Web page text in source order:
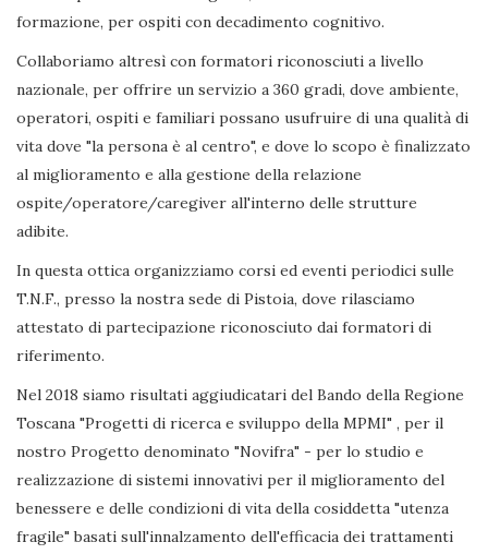
formazione, per ospiti con decadimento cognitivo.
Collaboriamo altresì con formatori riconosciuti a livello
nazionale, per offrire un servizio a 360 gradi, dove ambiente,
operatori, ospiti e familiari possano usufruire di una qualità di
vita dove "la persona è al centro", e dove lo scopo è finalizzato
al miglioramento e alla gestione della relazione
ospite/operatore/caregiver all'interno delle strutture
adibite.
In questa ottica organizziamo corsi ed eventi periodici sulle
T.N.F., presso la nostra sede di Pistoia, dove rilasciamo
attestato di partecipazione riconosciuto dai formatori di
riferimento.
Nel 2018 siamo risultati aggiudicatari del Bando della Regione
Toscana "Progetti di ricerca e sviluppo della MPMI" , per il
nostro Progetto denominato "Novifra" - per lo studio e
realizzazione di sistemi innovativi per il miglioramento del
benessere e delle condizioni di vita della cosiddetta "utenza
fragile" basati sull'innalzamento dell'efficacia dei trattamenti